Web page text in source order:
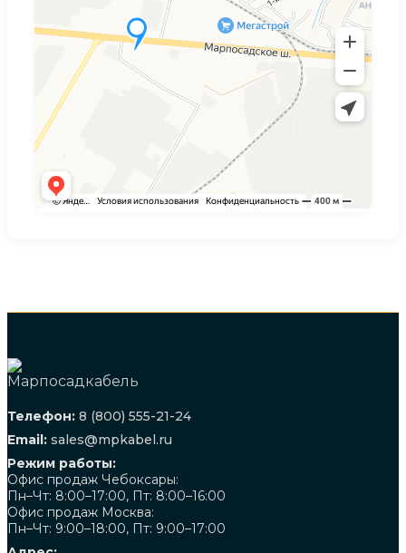
Телефон: 8 (800) 555-21-24
Email: sales@mpkabel.ru
Режим работы:
Офис продаж Чебоксары:
Пн–Чт: 8:00–17:00, Пт: 8:00–16:00
Офис продаж Москва:
Пн–Чт: 9:00–18:00, Пт: 9:00–17:00